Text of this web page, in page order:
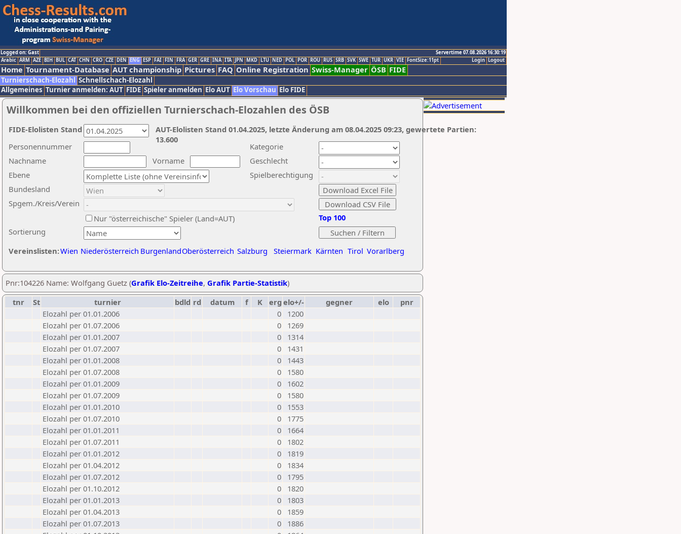
Logged on: Gast
Servertime 07.08.2026 16:30:19
Logout
Login
Arabic ARM AZE BIH BUL CAT CHN CRO CZE DEN ENG ESP FAI FIN FRA GER GRE INA ITA JPN MKD LTU NED POL POR ROU RUS SRB SVK SWE TUR UKR VIE FontSize:11pt
Home Tournament-Database AUT championship Pictures FAQ Online Registration Swiss-Manager ÖSB FIDE
Turnierschach-Elozahl Schnellschach-Elozahl
Allgemeines Turnier anmelden: AUT FIDE Spieler anmelden Elo AUT Elo Vorschau Elo FIDE
Willkommen bei den offiziellen Turnierschach-Elozahlen des ÖSB
Nachname
Vorname
Ebene
Kategorie
Sortierung
Personennummer
Bundesland
Spgem./Kreis/Verein
Geschlecht
Nur "österreichische" Spieler (Land=AUT)
Spielberechtigung
Vereinslisten:Wien Niederösterreich BurgenlandOberösterreich Salzburg Steiermark Kärnten Tirol Vorarlberg
Top 100
AUT-Elolisten Stand 01.04.2025, letzte Änderung am 08.04.2025 09:23, gewertete Partien:
13.600
FIDE-Elolisten Stand
Pnr:104226 Name: Wolfgang Guetz (Grafik Elo-Zeitreihe, Grafik Partie-Statistik)
tnr
St turnier bdld rd datum f K erg elo+/- gegner elo
pnr
Elozahl per 01.01.2006
0
1200
Elozahl per 01.07.2006
0
1269
Elozahl per 01.01.2007
0
1314
Elozahl per 01.07.2007
0
1431
Elozahl per 01.01.2008
0
1443
Elozahl per 01.07.2008
0
1580
Elozahl per 01.01.2009
0
1602
Elozahl per 01.07.2009
0
1580
Elozahl per 01.01.2010
0
1553
Elozahl per 01.07.2010
0
1775
Elozahl per 01.01.2011
0
1664
Elozahl per 01.07.2011
0
1802
Elozahl per 01.01.2012
0
1819
Elozahl per 01.04.2012
0
1834
Elozahl per 01.07.2012
0
1795
Elozahl per 01.10.2012
0
1820
Elozahl per 01.01.2013
0
1803
Elozahl per 01.04.2013
0
1859
Elozahl per 01.07.2013
0
1886